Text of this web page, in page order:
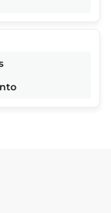
número de clientes e